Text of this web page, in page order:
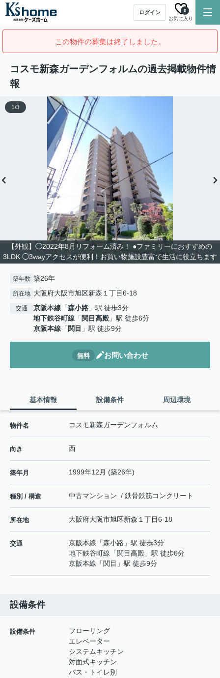
ログイン
お気に入り
0
この物件の募集は終了しました。
コスモ新森ガーデンフォルムの過去掲載物件情
報
【外観】◯2022年8月リフォーム済み！ ●ファミリーにおすすめの
3LDK ◯3wayアクセスが便利！お買い物施設豊富で生活に役立ちます
1/3
築年数 築26年
所在地 大阪府大阪市旭区新森１丁目6-18
交通 京阪本線 「森小路 」駅 徒歩3分
地下鉄谷町線 「 関目高殿 」駅 徒歩6分
京阪本線 「 関目 」駅 徒歩9分
無料 お問い合わせ
基本情報 設備条件 周辺環境
物件名 コスモ新森ガーデンフォルム
向き 西
築年月 1999年12月 (築26年)
種別 / 構造 中古マンション / 鉄骨鉄筋コンクリート
所在地 大阪府大阪市旭区新森 １丁目6-18
交通 京阪本線 「森小路 」駅 徒歩3分
地下鉄谷町線 「関目高殿 」駅 徒歩6分
京阪本線 「関目 」駅 徒歩9分
設備条件
設備条件
フローリング
エレベーター
システムキッチン
対面式キッチン
バス・トイレ別